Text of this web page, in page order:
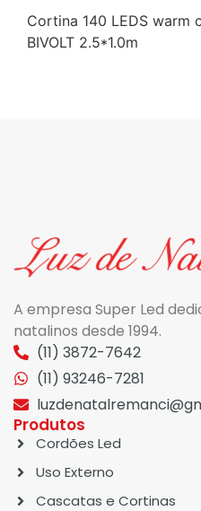
Cortina 140 LEDS warm
BIVOLT 2.5*1.0m
A empresa Super Led
natalinos desde 1994.
(11) 3872-7642
(11) 93246-7281
Produtos
Cordões Led
Uso Externo
Cascatas e Cortinas